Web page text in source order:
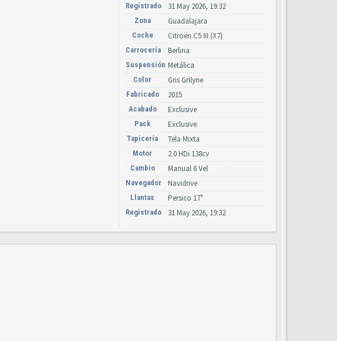
Registrado 31 May 2026, 19:32
Zona Guadalajara
Coche Citroën C5 III (X7)
Carrocería Berlina
Suspensión Metálica
Color Gris Grilyne
Fabricado 2015
Acabado Exclusive
Pack Exclusive
Tapicería Tela Mixta
Motor 2.0 HDi 138cv
Cambio Manual 6 Vel
Navegador Navidrive
Llantas Persico 17"
Registrado 31 May 2026, 19:32